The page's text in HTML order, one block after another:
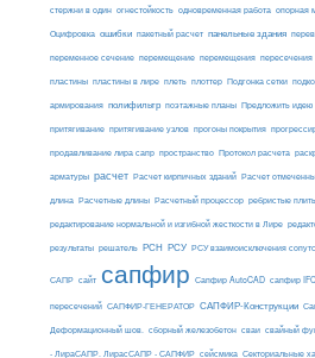
стержни в один огнестойкость одновременная работа опорная
Оцифровка ошибки пакетный расчет панельные здания
переменное сечение перемещение перемещения пересечения
пластины пластины в лире плеть плоттер Подгонка сетки
армирования полифильтр поэтажные планы Предложить идею
притягивание притягивание узлов прогоны покрытия
продавливание лира сапр пространство Протокол расчета
арматуры расчет Расчет кирпичных зданий Расчет
длина Расчетные длины Расчетный процессор ребристые
редактирование нормальной и изгибной жесткости в Лире
результаты решатель РСН РСУ РСУ взаимоисключения
САПР сайт сапфир Сапфир AutoCAD сапфир IFC
пересечений САПФИР-ГЕНЕРАТОР САПФИР-Конструкции
Деформационный шов. сборный железобетон сваи свайный
- ЛираСАПР. ЛирасСАПР - САПФИР сейсмика Секториальные